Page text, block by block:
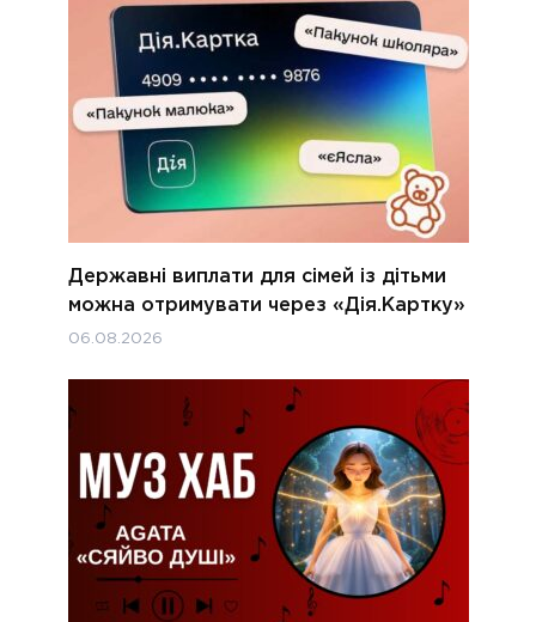
Державні виплати для сімей із дітьми
можна отримувати через «Дія.Картку»
06.08.2026